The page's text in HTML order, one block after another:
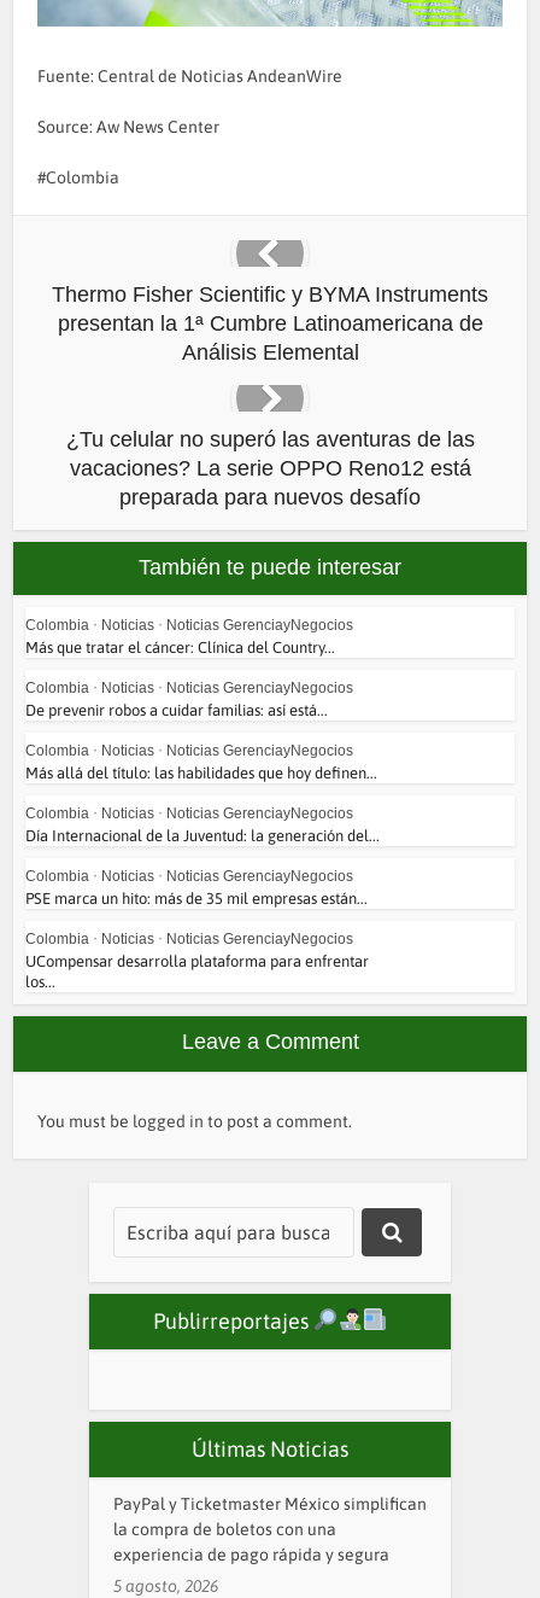
Fuente: Central de Noticias AndeanWire
Source: Aw News Center
Colombia
Thermo Fisher Scientific y BYMA Instruments
presentan la 1ª Cumbre Latinoamericana de
Análisis Elemental
¿Tu celular no superó las aventuras de las
vacaciones? La serie OPPO Reno12 está
preparada para nuevos desafío
También te puede interesar
Colombia • Noticias • Noticias GerenciayNegocios
Más que tratar el cáncer: Clínica del Country...
Colombia • Noticias • Noticias GerenciayNegocios
De prevenir robos a cuidar familias: así está...
Colombia • Noticias • Noticias GerenciayNegocios
Más allá del título: las habilidades que hoy definen...
Colombia • Noticias • Noticias GerenciayNegocios
Día Internacional de la Juventud: la generación del...
Colombia • Noticias • Noticias GerenciayNegocios
PSE marca un hito: más de 35 mil empresas están...
Colombia • Noticias • Noticias GerenciayNegocios
UCompensar desarrolla plataforma para enfrentar
los...
Leave a Comment
You must be logged in to post a comment.
Publirreportajes
Últimas Noticias
PayPal y Ticketmaster México simplifican
la compra de boletos con una
experiencia de pago rápida y segura
5 agosto, 2026